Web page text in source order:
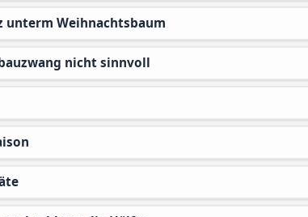
unterm Weihnachtsbaum
nicht sinnvoll